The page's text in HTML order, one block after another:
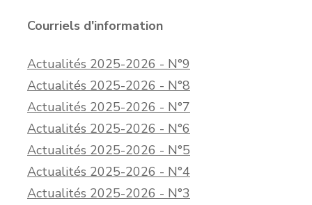
Courriels d'information
Actualités 2025-2026 - N°9
Actualités 2025-2026 - N°8
Actualités 2025-2026 - N°7
Actualités 2025-2026 - N°6
Actualités 2025-2026 - N°5
Actualités 2025-2026 - N°4
Actualités 2025-2026 - N°3